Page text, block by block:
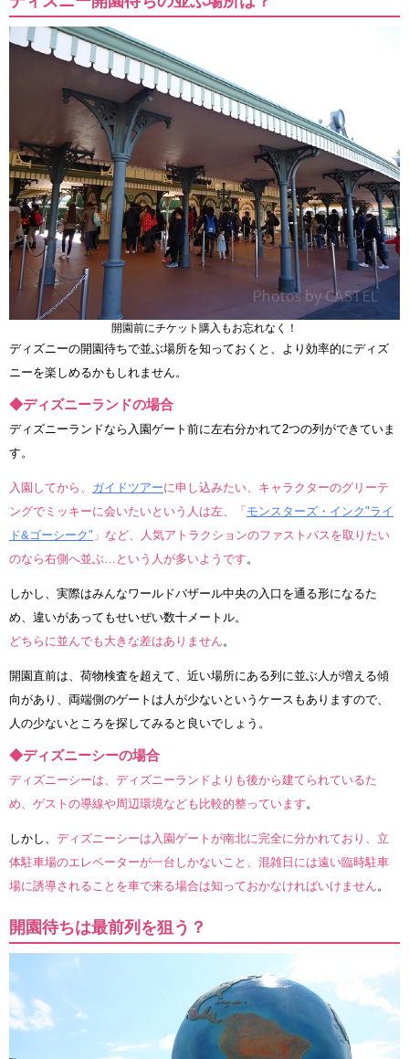
開園前にチケット購入もお忘れなく！
ディズニーの開園待ちで並ぶ場所を知っておくと、より効率的にディズ
ニーを楽しめるかもしれません。
◆ディズニーランドの場合
ディズニーランドなら入園ゲート前に左右分かれて2つの列ができていま
す。
入園してから、 ガイドツアーに申し込みたい、キャラクターのグリーテ
ングでミッキーに会いたいという人は左、「 モンスターズ・インク"ライ
ド&ゴーシーク" 」など、人気アトラクションのファストパスを取りたい
のなら右側へ並ぶ…という人が多いようです 。
しかし、実際はみんなワールドバザール中央の入口を通る形になるた
め、違いがあってもせいぜい数十メートル。
どちらに並んでも大きな差はありません 。
開園直前は、荷物検査を超えて、近い場所にある列に並ぶ人が増える傾
向があり、両端側のゲートは人が少ないというケースもありますので、
人の少ないところを探してみると良いでしょう。
◆ディズニーシーの場合
ディズニーシーは、ディズニーランドよりも後から建てられているた
め、ゲストの導線や周辺環境なども比較的整っています 。
しかし、 ディズニーシーは入園ゲートが南北に完全に分かれており、立
体駐車場のエレベーターが一台しかないこと、混雑日には遠い臨時駐車
場に誘導されることを車で来る場合は知っておかなければいけません 。
開園待ちは最前列を狙う？